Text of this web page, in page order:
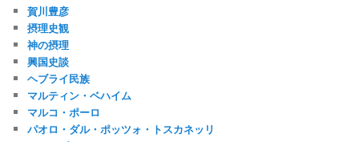
賀川豊彦
摂理史観
神の摂理
興国史談
ヘブライ民族
マルティン・ベハイム
マルコ・ポーロ
パオロ・ダル・ポッツォ・トスカネッリ